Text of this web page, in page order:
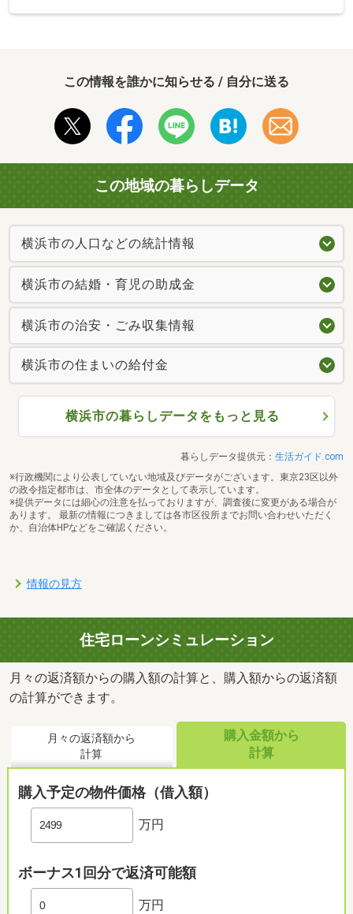
この情報を誰かに知らせる / 自分に送る
この地域の暮らしデータ
横浜市の人口などの統計情報
横浜市の結婚・育児の助成金
横浜市の治安・ごみ収集情報
横浜市の住まいの給付金
横浜市の暮らしデータをもっと見る
暮らしデータ提供元： 生活ガイド.com
※行政機関により公表していない地域及びデータがございます。東京23区以外
の政令指定都市は、市全体のデータとして表示しています。
※提供データには細心の注意を払っておりますが、調査後に変更がある場合が
あります。 最新の情報につきましては各市区役所までお問い合わせいただく
か、自治体HPなどをご確認ください。
情報の見方
住宅ローンシミュレーション
月々の返済額からの購入額の計算と、購入額からの返済額
の計算ができます。
月々の返済額から
計算
購入金額から
計算
購入予定の物件価格（借入額）
万円
ボーナス1回分で返済可能額
万円